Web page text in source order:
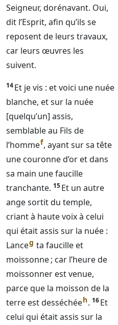
Seigneur, dorénavant. Oui,
dit l’Esprit, afin qu’ils se
reposent de leurs travaux,
car leurs œuvres les
suivent.
14Et je vis : et voici une nuée
blanche, et sur la nuée
[quelqu’un] assis,
semblable au Fils de
l’hommef, ayant sur sa tête
une couronne d’or et dans
sa main une faucille
tranchante. 15Et un autre
ange sortit du temple,
criant à haute voix à celui
qui était assis sur la nuée :
Lanceg ta faucille et
moissonne ; car l’heure de
moissonner est venue,
parce que la moisson de la
terre est desséchéeh. 16Et
celui qui était assis sur la